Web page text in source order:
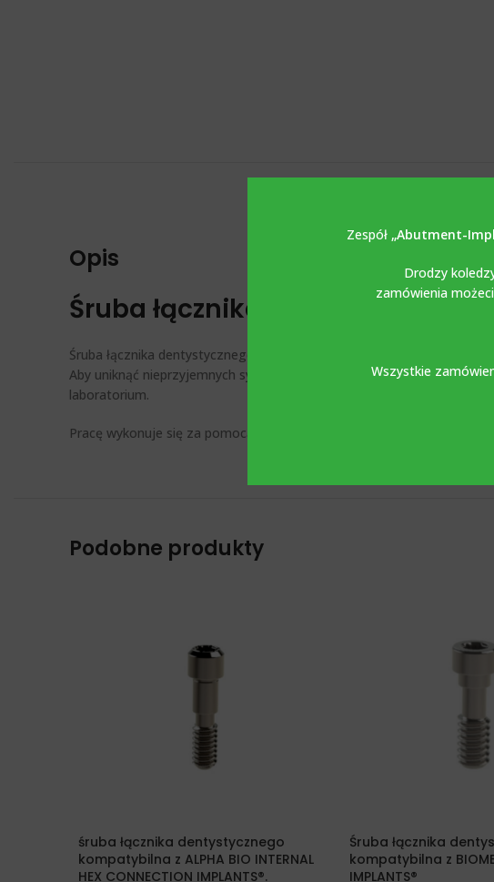
Zespół „Abutment-
Drodzy
zamówienia
Wszystkie
Opis
Śruba łącznika dentystycznego
Śruba łącznika dentystycznego wykonana jest z tytanu klasy 5-
Aby uniknąć nieprzyjemnych sytuacji, zaleca się, aby w przypadku
laboratorium.
Pracę wykonuje się za pomocą klasycznego klucza protetycznego.
Podobne produkty
śruba łącznika dentystycznego
kompatybilna z ALPHA BIO INTERNAL
HEX CONNECTION IMPLANTS®.
Śruba łącznika
kompatybilna z
IMPLANTS®